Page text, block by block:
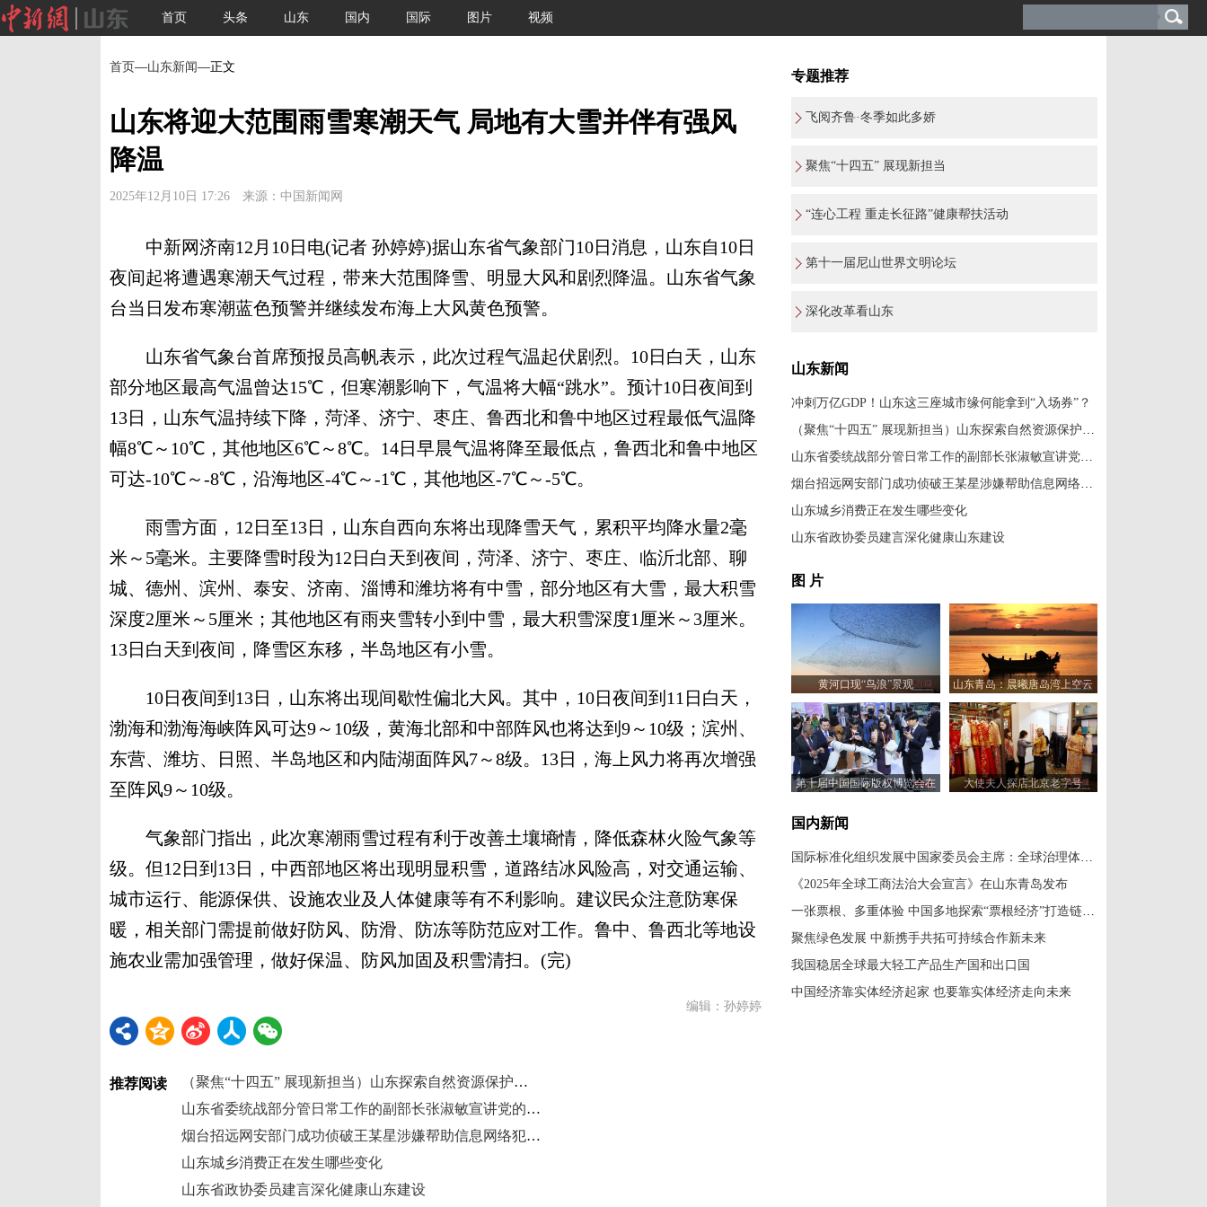
首页 头条 山东 国内 国际 图片 视频
首页—山东新闻—正文
山东将迎大范围雨雪寒潮天气 局地有大雪并伴有强风
降温
2025年12月10日 17:26 来源：中国新闻网
中新网济南12月10日电(记者 孙婷婷)据山东省气象部门10日消息，山东自10日
夜间起将遭遇寒潮天气过程，带来大范围降雪、明显大风和剧烈降温。山东省气象
台当日发布寒潮蓝色预警并继续发布海上大风黄色预警。
山东省气象台首席预报员高帆表示，此次过程气温起伏剧烈。10日白天，山东
部分地区最高气温曾达15℃，但寒潮影响下，气温将大幅“跳水”。预计10日夜间到
13日，山东气温持续下降，菏泽、济宁、枣庄、鲁西北和鲁中地区过程最低气温降
幅8℃～10℃，其他地区6℃～8℃。14日早晨气温将降至最低点，鲁西北和鲁中地区
可达-10℃～-8℃，沿海地区-4℃～-1℃，其他地区-7℃～-5℃。
雨雪方面，12日至13日，山东自西向东将出现降雪天气，累积平均降水量2毫
米～5毫米。主要降雪时段为12日白天到夜间，菏泽、济宁、枣庄、临沂北部、聊
城、德州、滨州、泰安、济南、淄博和潍坊将有中雪，部分地区有大雪，最大积雪
深度2厘米～5厘米；其他地区有雨夹雪转小到中雪，最大积雪深度1厘米～3厘米。
13日白天到夜间，降雪区东移，半岛地区有小雪。
10日夜间到13日，山东将出现间歇性偏北大风。其中，10日夜间到11日白天，
渤海和渤海海峡阵风可达9～10级，黄海北部和中部阵风也将达到9～10级；滨州、
东营、潍坊、日照、半岛地区和内陆湖面阵风7～8级。13日，海上风力将再次增强
至阵风9～10级。
气象部门指出，此次寒潮雨雪过程有利于改善土壤墒情，降低森林火险气象等
级。但12日到13日，中西部地区将出现明显积雪，道路结冰风险高，对交通运输、
城市运行、能源保供、设施农业及人体健康等有不利影响。建议民众注意防寒保
暖，相关部门需提前做好防风、防滑、防冻等防范应对工作。鲁中、鲁西北等地设
施农业需加强管理，做好保温、防风加固及积雪清扫。(完)
编辑：孙婷婷
推荐阅读
（聚焦“十四五” 展现新担当）山东探索自然资源保护与开发协同路径
山东省委统战部分管日常工作的副部长张淑敏宣讲党的二十届四中全会精神
烟台招远网安部门成功侦破王某星涉嫌帮助信息网络犯罪活动案
山东城乡消费正在发生哪些变化
山东省政协委员建言深化健康山东建设
专题推荐
飞阅齐鲁·冬季如此多娇
聚焦“十四五” 展现新担当
“连心工程 重走长征路”健康帮扶活动
第十一届尼山世界文明论坛
深化改革看山东
山东新闻
冲刺万亿GDP！山东这三座城市缘何能拿到“入场券”？
（聚焦“十四五” 展现新担当）山东探索自然资源保护与开发协同路径
山东省委统战部分管日常工作的副部长张淑敏宣讲党的二十届四中全会精神
烟台招远网安部门成功侦破王某星涉嫌帮助信息网络犯罪活动案
山东城乡消费正在发生哪些变化
山东省政协委员建言深化健康山东建设
图 片
黄河口现“鸟浪”景观
山东青岛：晨曦唐岛湾上空云
霞变幻 宛如油画
第十届中国国际版权博览会在
大使夫人探店北京老字号
国内新闻
国际标准化组织发展中国家委员会主席：全球治理体系改革应共建共享
《2025年全球工商法治大会宣言》在山东青岛发布
一张票根、多重体验 中国多地探索“票根经济”打造链式消费新场景
聚焦绿色发展 中新携手共拓可持续合作新未来
我国稳居全球最大轻工产品生产国和出口国
中国经济靠实体经济起家 也要靠实体经济走向未来